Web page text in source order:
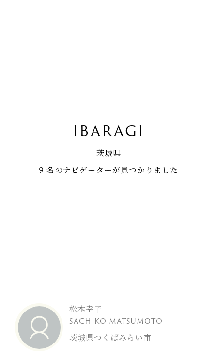
IBARAGI
茨城県
9 名のナビゲーターが見つかりました
松本幸子
SACHIKO MATSUMOTO
茨城県つくばみらい市